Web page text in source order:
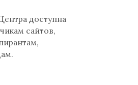
доступна
сайтов,